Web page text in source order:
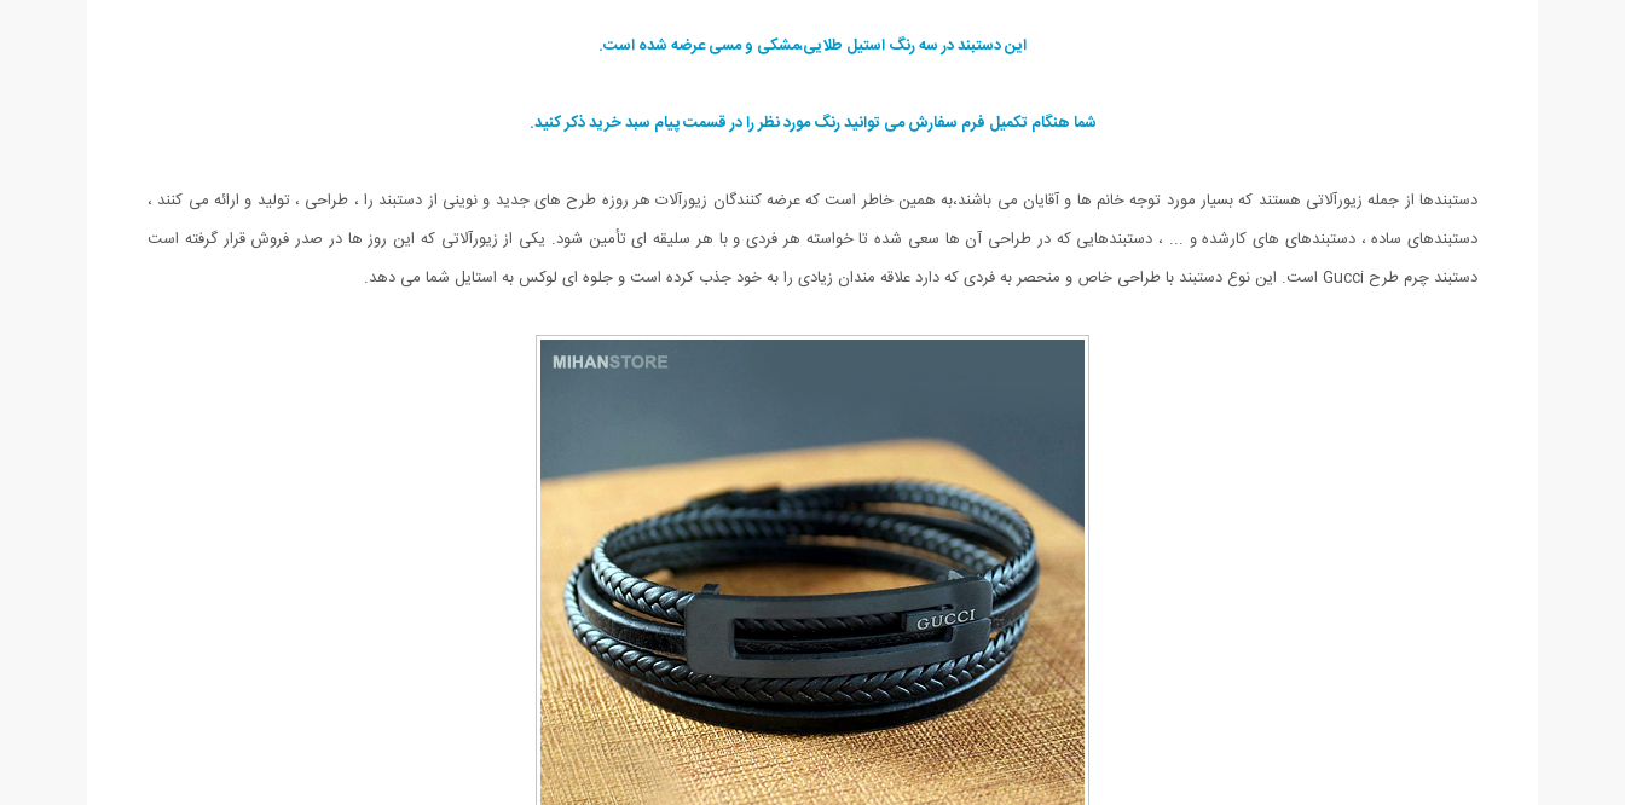
این دستبند در سه رنگ استیل طلایی،مشکی و مسی عرضه شده است.
شما هنگام تکمیل فرم سفارش می توانید رنگ مورد نظر را در قسمت پیام سبد خرید ذکر کنید.
دستبندها از جمله زیورآلاتی هستند که بسیار مورد توجه خانم ها و آقایان می باشند،به همین خاطر است که عرضه کنندگان زیورآلات هر روزه طرح های جدید و نوینی از دستبند را ، طراحی ، تولید و ارائه می کنند ،
دستبندهای ساده ، دستبندهای های کارشده و ... ، دستبندهایی که در طراحی آن ها سعی شده تا خواسته هر فردی و با هر سلیقه ای تأمین شود. یکی از زیورآلاتی که این روز ها در صدر فروش قرار گرفته است
دستبند چرم طرح Gucci است. این نوع دستبند با طراحی خاص و منحصر به فردی که دارد علاقه مندان زیادی را به خود جذب کرده است و جلوه ای لوکس به استایل شما می دهد.